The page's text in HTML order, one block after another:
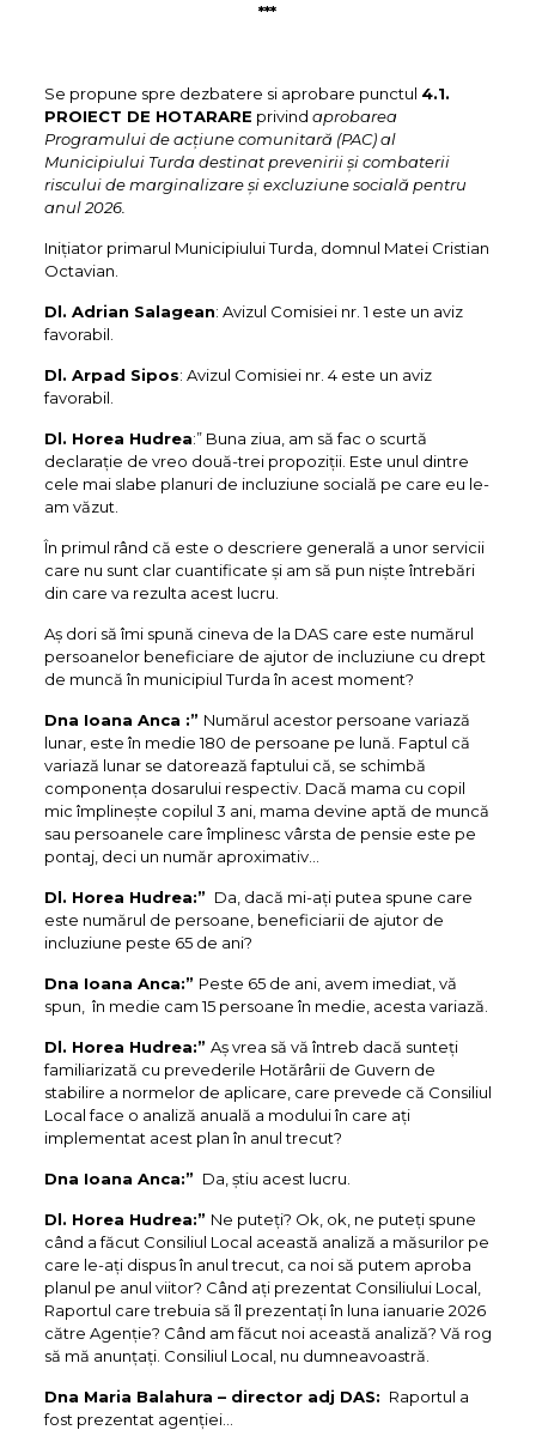
***
Se propune spre dezbatere si aprobare punctul 4.1.
PROIECT DE HOTARARE privind aprobarea
Programului de acțiune comunitară (PAC) al
Municipiului Turda destinat prevenirii și combaterii
riscului de marginalizare și excluziune socială pentru
anul 2026.
Inițiator primarul Municipiului Turda, domnul Matei Cristian
Octavian.
Dl. Adrian Salagean: Avizul Comisiei nr. 1 este un aviz
favorabil.
Dl. Arpad Sipos: Avizul Comisiei nr. 4 este un aviz
favorabil.
Dl. Horea Hudrea:” Buna ziua, am să fac o scurtă
declarație de vreo două-trei propoziții. Este unul dintre
cele mai slabe planuri de incluziune socială pe care eu le-
am văzut.
În primul rând că este o descriere generală a unor servicii
care nu sunt clar cuantificate și am să pun niște întrebări
din care va rezulta acest lucru.
Aș dori să îmi spună cineva de la DAS care este numărul
persoanelor beneficiare de ajutor de incluziune cu drept
de muncă în municipiul Turda în acest moment?
Dna Ioana Anca :” Numărul acestor persoane variază
lunar, este în medie 180 de persoane pe lună. Faptul că
variază lunar se datorează faptului că, se schimbă
componența dosarului respectiv. Dacă mama cu copil
mic împlinește copilul 3 ani, mama devine aptă de muncă
sau persoanele care împlinesc vârsta de pensie este pe
pontaj, deci un număr aproximativ…
Dl. Horea Hudrea:” Da, dacă mi-ați putea spune care
este numărul de persoane, beneficiarii de ajutor de
incluziune peste 65 de ani?
Dna Ioana Anca:” Peste 65 de ani, avem imediat, vă
spun, în medie cam 15 persoane în medie, acesta variază.
Dl. Horea Hudrea:” Aș vrea să vă întreb dacă sunteți
familiarizată cu prevederile Hotărârii de Guvern de
stabilire a normelor de aplicare, care prevede că Consiliul
Local face o analiză anuală a modului în care ați
implementat acest plan în anul trecut?
Dna Ioana Anca:” Da, știu acest lucru.
Dl. Horea Hudrea:” Ne puteți? Ok, ok, ne puteți spune
când a făcut Consiliul Local această analiză a măsurilor pe
care le-ați dispus în anul trecut, ca noi să putem aproba
planul pe anul viitor? Când ați prezentat Consiliului Local,
Raportul care trebuia să îl prezentați în luna ianuarie 2026
către Agenție? Când am făcut noi această analiză? Vă rog
să mă anunțați. Consiliul Local, nu dumneavoastră.
Dna Maria Balahura – director adj DAS: Raportul a
fost prezentat agenției…